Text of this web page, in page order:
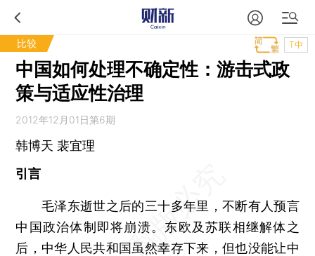
比较 T中
中国如何处理不确定性：游击式政
策与适应性治理
2012年12月01日第6期
韩博天 裴宜理
引言
毛泽东逝世之后的三十多年里，不断有人预言
中国政治体制即将崩溃。东欧及苏联相继解体之
后，中华人民共和国虽然幸存下来，但也没能让中